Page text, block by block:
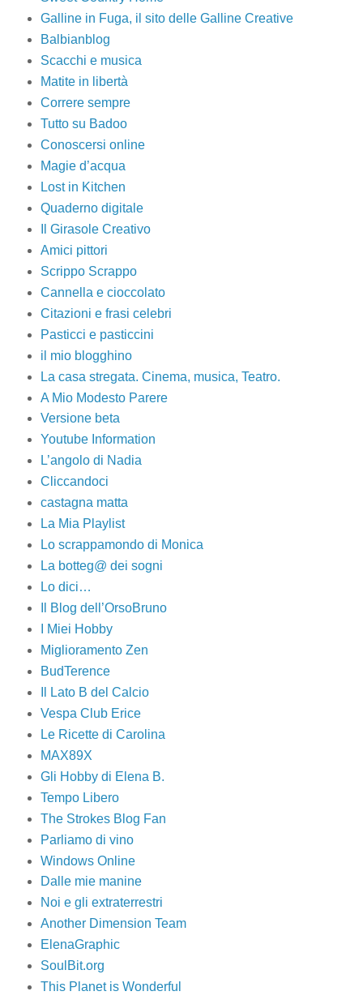
Galline in Fuga, il sito delle Galline Creative
Balbianblog
Scacchi e musica
Matite in libertà
Correre sempre
Tutto su Badoo
Conoscersi online
Magie d’acqua
Lost in Kitchen
Quaderno digitale
Il Girasole Creativo
Amici pittori
Scrippo Scrappo
Cannella e cioccolato
Citazioni e frasi celebri
Pasticci e pasticcini
il mio blogghino
La casa stregata. Cinema, musica, Teatro.
A Mio Modesto Parere
Versione beta
Youtube Information
L’angolo di Nadia
Cliccandoci
castagna matta
La Mia Playlist
Lo scrappamondo di Monica
La botteg@ dei sogni
Lo dici…
Il Blog dell’OrsoBruno
I Miei Hobby
Miglioramento Zen
BudTerence
Il Lato B del Calcio
Vespa Club Erice
Le Ricette di Carolina
MAX89X
Gli Hobby di Elena B.
Tempo Libero
The Strokes Blog Fan
Parliamo di vino
Windows Online
Dalle mie manine
Noi e gli extraterrestri
Another Dimension Team
ElenaGraphic
SoulBit.org
This Planet is Wonderful